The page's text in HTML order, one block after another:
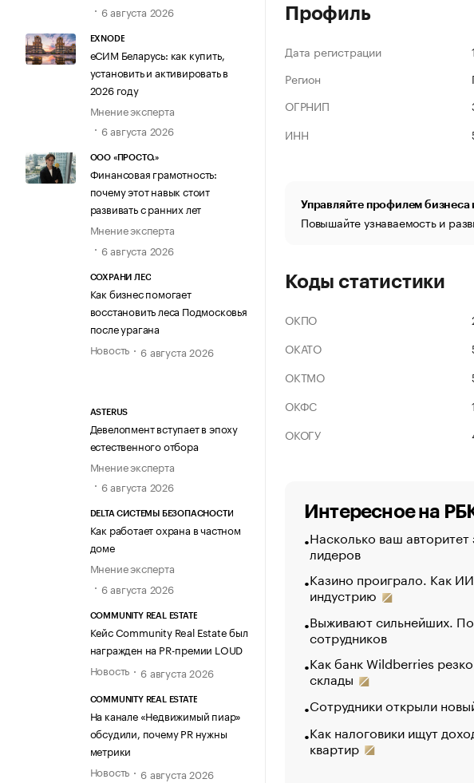
6 августа 2026
EXNODE
еСИМ Беларусь: как купить,
установить и активировать в
2026 году
Мнение эксперта
6 августа 2026
ООО «ПРОСТО.»
Финансовая грамотность:
почему этот навык стоит
развивать с ранних лет
Мнение эксперта
6 августа 2026
СОХРАНИ ЛЕС
Как бизнес помогает
восстановить леса Подмосковья
после урагана
Новость
6 августа 2026
ASTERUS
Девелопмент вступает в эпоху
естественного отбора
Мнение эксперта
6 августа 2026
DELTA СИСТЕМЫ БЕЗОПАСНОСТИ
Как работает охрана в частном
доме
Мнение эксперта
6 августа 2026
COMMUNITY REAL ESTATE
Кейс Community Real Estate был
награжден на PR-премии LOUD
Новость
6 августа 2026
COMMUNITY REAL ESTATE
На канале «Недвижимый пиар»
обсудили, почему PR нужны
метрики
Новость
6 августа 2026
Профиль
Дата регистрации
Регион
ОГРНИП
ИНН
Управляйте профилем бизнеса
Повышайте узнаваемость и
Коды статистики
ОКПО
ОКАТО
ОКТМО
ОКФС
ОКОГУ
Интересное на
Насколько ваш авторитет
лидеров
Казино проиграло. Как
индустрию
Выживают сильнейших.
сотрудников
Как банк Wildberries
склады
Сотрудники открыли
Как налоговики ищут
квартир